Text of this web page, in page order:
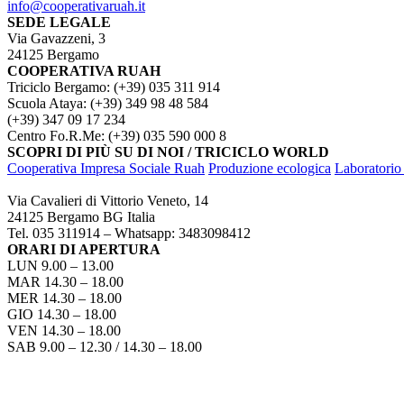
info@cooperativaruah.it
SEDE LEGALE
Via Gavazzeni, 3
24125 Bergamo
COOPERATIVA RUAH
Triciclo Bergamo: (+39) 035 311 914
Scuola Ataya: (+39) 349 98 48 584
(+39) 347 09 17 234
Centro Fo.R.Me: (+39) 035 590 000 8
SCOPRI DI PIÙ SU DI NOI / TRICICLO WORLD
Cooperativa Impresa Sociale Ruah Produzione ecologica
Via Cavalieri di Vittorio Veneto, 14
24125 Bergamo BG Italia
Tel. 035 311914 – Whatsapp: 3483098412
ORARI DI APERTURA
LUN 9.00 – 13.00
MAR 14.30 – 18.00
MER 14.30 – 18.00
GIO 14.30 – 18.00
VEN 14.30 – 18.00
SAB 9.00 – 12.30 / 14.30 – 18.00